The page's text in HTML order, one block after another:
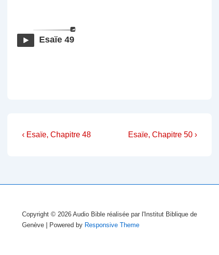
Esaïe 49
Navigation
Previous
‹ Esaïe, Chapitre 48
Next
Esaïe, Chapitre 50 ›
Copyright © 2026 Audio Bible réalisée par l'Institut Biblique de
Genève
| Powered by Responsive Theme